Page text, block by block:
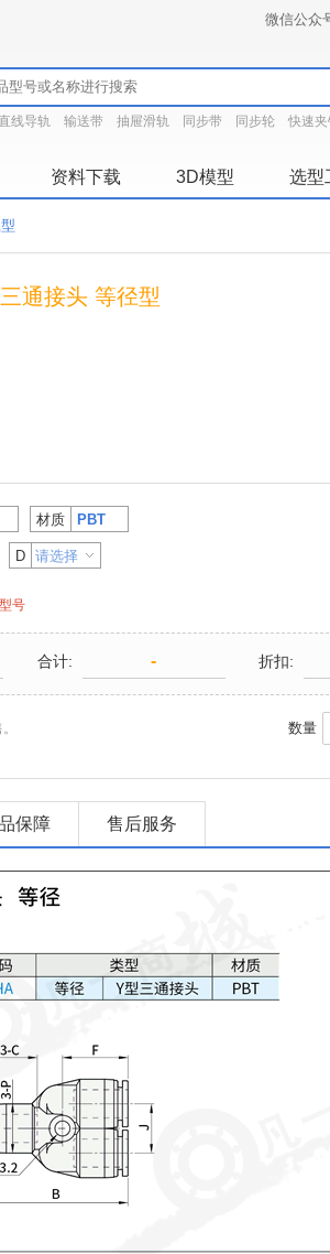
微信公众
线导轨 输送带 抽屉滑轨 同步带 同步轮 快速
资料下载 3D模型 选型
通接头 等径型
材质 PBT
D
号
合计: - 折扣:
数量
保障 售后服务